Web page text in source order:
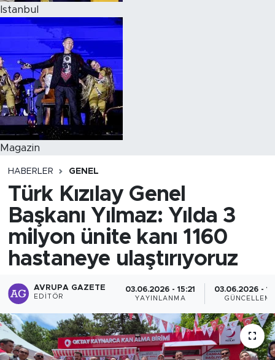
Istanbul
Magazin
HABERLER GENEL
Türk Kızılay Genel
Başkanı Yılmaz: Yılda 3
milyon ünite kanı 1160
hastaneye ulaştırıyoruz
AVRUPA GAZETE
EDITÖR
03.06.2026 - 15:21
YAYINLANMA
03.06.2026 -